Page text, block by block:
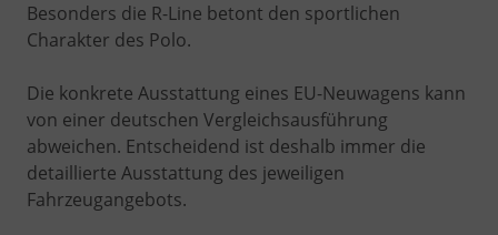
Besonders die R-Line betont den sportlichen
Charakter des Polo.
Die konkrete Ausstattung eines EU-Neuwagens kann
von einer deutschen Vergleichsausführung
abweichen. Entscheidend ist deshalb immer die
detaillierte Ausstattung des jeweiligen
Fahrzeugangebots.